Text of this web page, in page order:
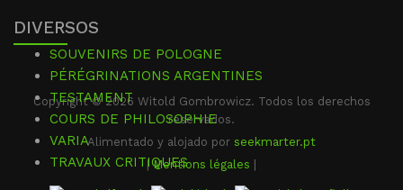
DIVERSOS
SOUVENIRS DE POLOGNE
PÉRÉGRINATIONS ARGENTINES
TESTAMENT
COURS DE PHILOSOPHIE
VARIA
TRAVAUX CRITIQUES
Copyright © 2026 Witold Gombrowicz. Todos los derechos
reservados.
Alimentado y alojado por seekmarter.pt
|Mentions légales